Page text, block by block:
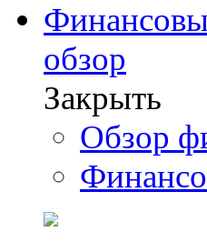
обзор
Закрыть
Обзор